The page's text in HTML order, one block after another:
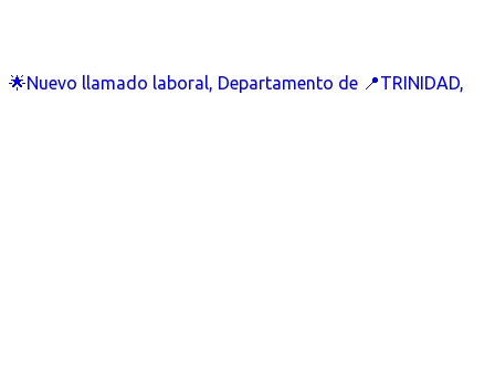
🌟Nuevo llamado laboral, Departamento de 📍TRINIDAD,